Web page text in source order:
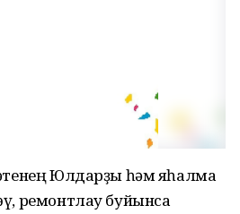
Юлдарҙы һәм яһалма
ремонтлау буйынса